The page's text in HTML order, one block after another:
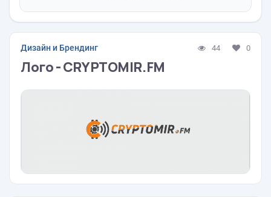
Дизайн и Брендинг 44 0
Лого - CRYPTOMIR.FM